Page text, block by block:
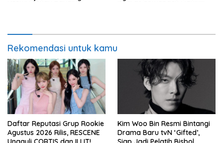
Rekomendasi untuk kamu
Daftar Reputasi Grup Rookie
Agustus 2026 Rilis, RESCENE
Kim Woo Bin Resmi Bintangi
Drama Baru tvN ‘Gifted’,